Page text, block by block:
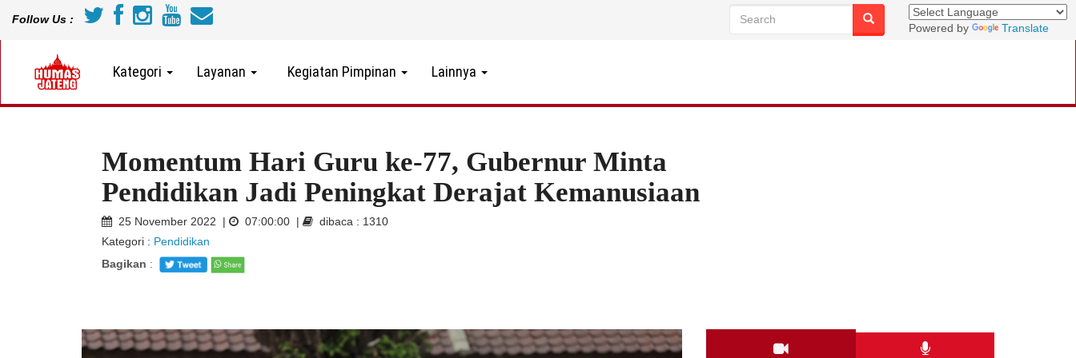
Follow Us :
Powered by Translate
Kategori Layanan Kegiatan Pimpinan Lainnya
Momentum Hari Guru ke-77, Gubernur Minta
Pendidikan Jadi Peningkat Derajat Kemanusiaan
25 November 2022 | 07:00:00 |
dibaca : 1310
Kategori : Pendidikan
Bagikan :